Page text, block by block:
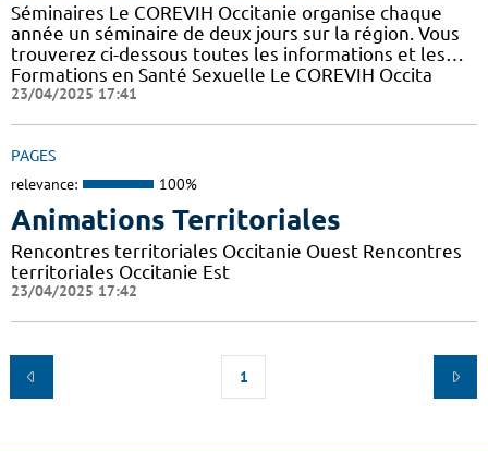
Séminaires Le COREVIH Occitanie organise chaque
année un séminaire de deux jours sur la région. Vous
trouverez ci-dessous toutes les informations et les…
Formations en Santé Sexuelle Le COREVIH Occita
23/04/2025 17:41
PAGES
relevance: 100%
Animations Territoriales
Rencontres territoriales Occitanie Ouest Rencontres
territoriales Occitanie Est
23/04/2025 17:42
1